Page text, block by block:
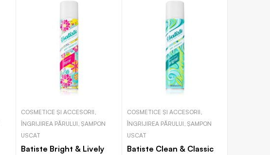
COSMETICE ȘI ACCESORII,
ÎNGRIJIREA PĂRULUI, ȘAMPON
USCAT
Batiste Bright & Lively
COSMETICE ȘI ACCESORII,
ÎNGRIJIREA PĂRULUI, ȘAMPON
USCAT
Batiste Clean & Classic